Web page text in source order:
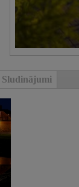
Sludinājumi